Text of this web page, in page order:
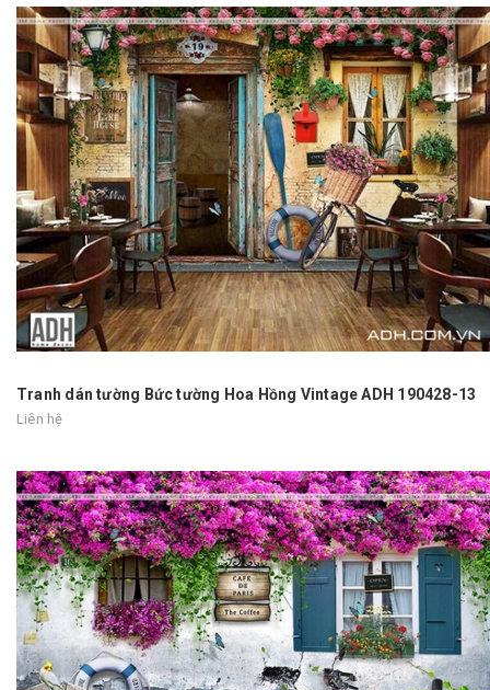
Tranh dán tường Bức tường Hoa Hồng Vintage ADH 190428-13
Liên hệ